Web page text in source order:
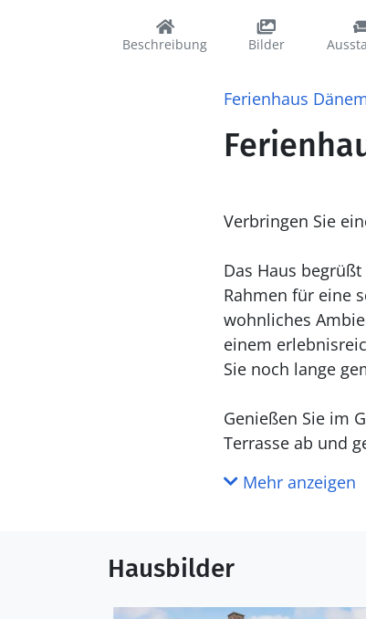
Beschreibung Bilder
Ferienhaus
Verbringen Sie
Das Haus
Rahmen für eine
wohnliches
einem
Sie noch lange
Genießen Sie im
Terrasse ab und
Alle
Sie eine
Mehr anzeigen
Hausbilder